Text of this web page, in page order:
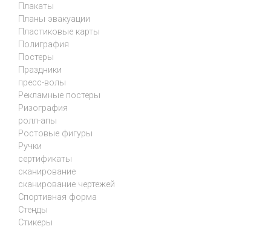
Плакаты
Планы эвакуации
Пластиковые карты
Полиграфия
Постеры
Праздники
пресс-волы
Рекламные постеры
Ризография
ролл-апы
Ростовые фигуры
Ручки
сертификаты
сканирование
сканирование чертежей
Спортивная форма
Стенды
Стикеры